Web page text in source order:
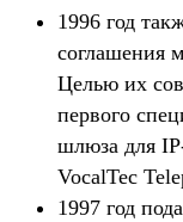
1996 год
соглашения
Целью их
первого
шлюза для
VocalTec
1997 год